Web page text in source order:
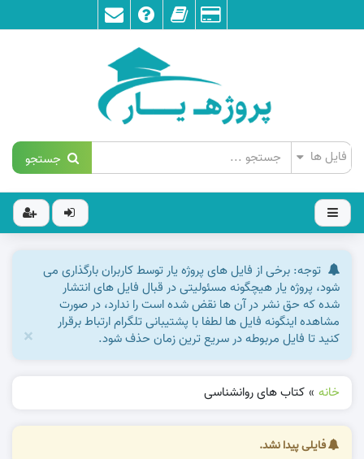
جستجو
توجه: برخی از فایل های پروژه یار توسط کاربران بارگذاری می
شود، پروژه یار هیچگونه مسئولیتی در قبال فایل های انتشار
شده که حق نشر در آن ها نقض شده است را ندارد، در صورت
مشاهده اینگونه فایل ها لطفا با پشتیبانی تلگرام ارتباط برقرار
کنید تا فایل مربوطه در سریع ترین زمان حذف شود.
×
خانه » کتاب های روانشناسی
فایلی پیدا نشد.